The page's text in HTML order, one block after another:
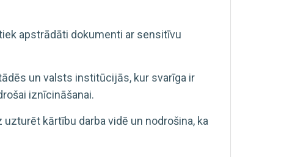
apstrādāti dokumenti ar sensitīvu
un valsts institūcijās, kur svarīga ir
iznīcināšanai.
kārtību darba vidē un nodrošina, ka